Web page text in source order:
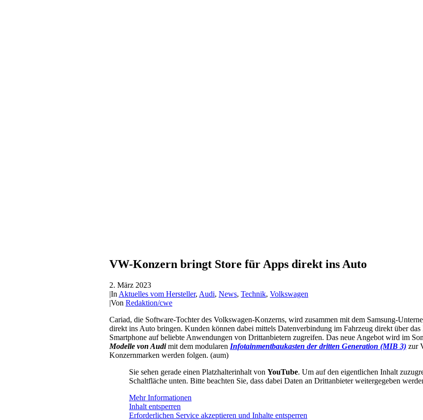
VW-Konzern bringt Store für Apps direkt ins Auto
2. März 2023
|In Aktuelles vom Hersteller, Audi, News, Technik, Volkswagen
|Von Redaktion/cwe
Cariad, die Software-Tochter des Volkswagen-Konzerns, wird zusammen mit dem Samsung-
direkt ins Auto bringen. Kunden können dabei mittels Datenverbindung im Fahrzeug direkt über
Smartphone auf beliebte Anwendungen von Drittanbietern zugreifen. Das neue Angebot wird im
Modelle von Audimit dem modularen Infotainmentbaukasten der dritten Generation (MIB 3) zur
Konzernmarken werden folgen. (aum)
Sie sehen gerade einen Platzhalterinhalt von YouTube. Um auf den eigentlichen Inhalt
Schaltfläche unten. Bitte beachten Sie, dass dabei Daten an Drittanbieter weitergegeben
Mehr Informationen
Inhalt entsperren
Erforderlichen Service akzeptieren und Inhalte entsperren